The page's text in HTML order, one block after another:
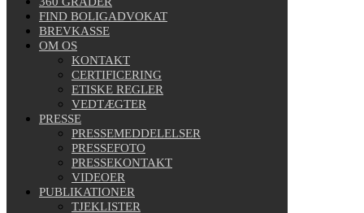
FIND BOLIGADVOKAT
BREVKASSE
OM OS
KONTAKT
CERTIFICERING
ETISKE REGLER
VEDTÆGTER
PRESSE
PRESSEMEDDELELSER
PRESSEFOTO
PRESSEKONTAKT
VIDEOER
PUBLIKATIONER
TJEKLISTER